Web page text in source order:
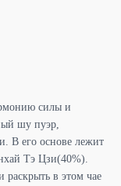
силы и
шу пуэр,
В его основе лежит
Тэ Цзи(40%).
раскрыть в этом чае